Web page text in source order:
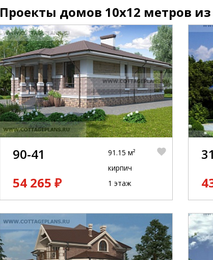
Проекты домов 10x12 метров
90-41
54 265 ₽
91.15 м²
кирпич
1 этаж